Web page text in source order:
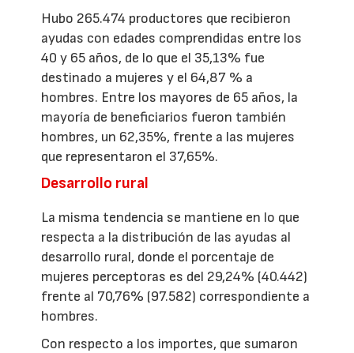
Hubo 265.474 productores que recibieron
ayudas con edades comprendidas entre los
40 y 65 años, de lo que el 35,13% fue
destinado a mujeres y el 64,87 % a
hombres. Entre los mayores de 65 años, la
mayoría de beneficiarios fueron también
hombres, un 62,35%, frente a las mujeres
que representaron el 37,65%.
Desarrollo rural
La misma tendencia se mantiene en lo que
respecta a la distribución de las ayudas al
desarrollo rural, donde el porcentaje de
mujeres perceptoras es del 29,24% (40.442)
frente al 70,76% (97.582) correspondiente a
hombres.
Con respecto a los importes, que sumaron